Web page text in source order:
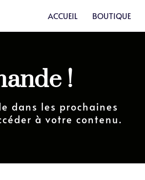
ACCUEIL BOUTIQUE
!
dans les prochaines
à votre contenu.